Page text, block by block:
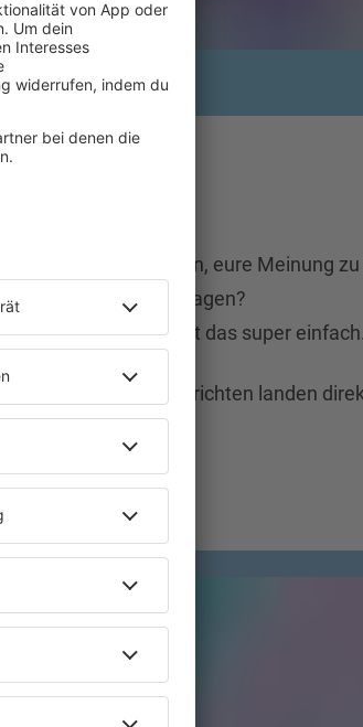
einen Song wünschen, eure Meinung
einfach nur Hallo sagen?
die 90s90s App ist das super einfach.
oder Sprachnachrichten landen